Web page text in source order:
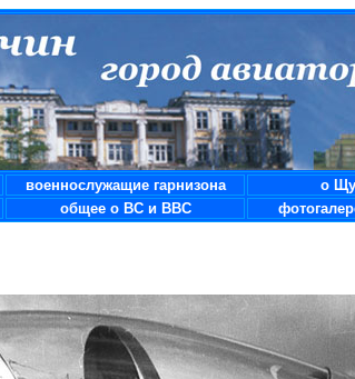
военнослужащие гарнизона о
общее о ВС и ВВС